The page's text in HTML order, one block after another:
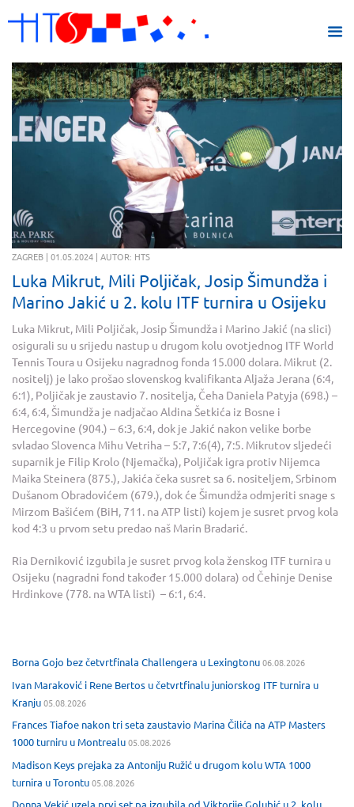
ZAGREB | 01.05.2024 | AUTOR: HTS
Luka Mikrut, Mili Poljičak, Josip Šimundža i
Marino Jakić u 2. kolu ITF turnira u Osijeku
Luka Mikrut, Mili Poljičak, Josip Šimundža i Marino Jakić (na slici)
osigurali su u srijedu nastup u drugom kolu ovotjednog ITF World
Tennis Toura u Osijeku nagradnog fonda 15.000 dolara. Mikrut (2.
nositelj) je lako prošao slovenskog kvalifikanta Aljaža Jerana (6:4,
6:1), Poljičak je zaustavio 7. nositelja, Čeha Daniela Patyja (698.) –
6:4, 6:4, Šimundža je nadjačao Aldina Šetkića iz Bosne i
Hercegovine (904.) – 6:3, 6:4, dok je Jakić nakon velike borbe
svladao Slovenca Mihu Vetriha – 5:7, 7:6(4), 7:5. Mikrutov sljedeći
suparnik je Filip Krolo (Njemačka), Poljičak igra protiv Nijemca
Maika Steinera (875.), Jakića čeka susret sa 6. nositeljem, Srbinom
Dušanom Obradovićem (679.), dok će Šimundža odmjeriti snage s
Mirzom Bašićem (BiH, 711. na ATP listi) kojem je susret prvog kola
kod 4:3 u prvom setu predao naš Marin Bradarić.
Ria Derniković izgubila je susret prvog kola ženskog ITF turnira u
Osijeku (nagradni fond također 15.000 dolara) od Čehinje Denise
Hrdinkove (778. na WTA listi) – 6:1, 6:4.
Borna Gojo bez četvrtfinala Challengera u Lexingtonu06.08.2026
Ivan Maraković i Rene Bertos u četvrtfinalu juniorskog ITF turnira u
Kranju05.08.2026
Frances Tiafoe nakon tri seta zaustavio Marina Čilića na ATP Masters
1000 turniru u Montrealu05.08.2026
Madison Keys prejaka za Antoniju Ružić u drugom kolu WTA 1000
turnira u Torontu05.08.2026
Donna Vekić uzela prvi set pa izgubila od Viktorije Golubić u 2. kolu